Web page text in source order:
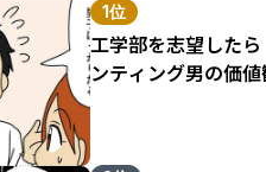
1位
工学部を志望した
ンティング男の価値